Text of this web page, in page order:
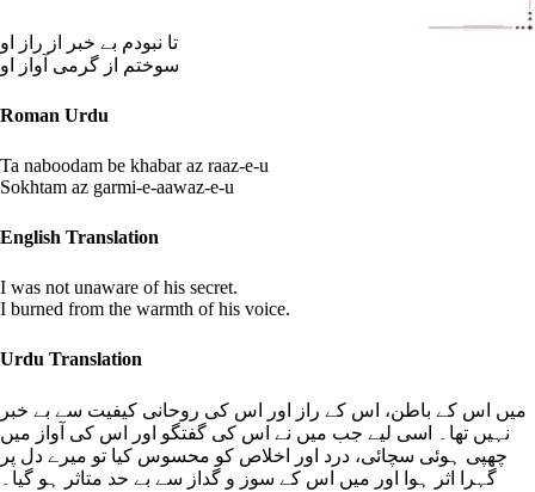
تا نبودم بے خبر از راز او
سوختم از گرمی آواز او
Roman Urdu
Ta naboodam be khabar az raaz-e-u
Sokhtam az garmi-e-aawaz-e-u
English Translation
I was not unaware of his secret.
I burned from the warmth of his voice.
Urdu Translation
میں اس کے باطن، اس کے راز اور اس کی روحانی کیفیت سے بے خبر
نہیں تھا۔ اسی لیے جب میں نے اس کی گفتگو اور اس کی آواز میں
چھپی ہوئی سچائی، درد اور اخلاص کو محسوس کیا تو میرے دل پر
گہرا اثر ہوا اور میں اس کے سوز و گداز سے بے حد متاثر ہو گیا۔